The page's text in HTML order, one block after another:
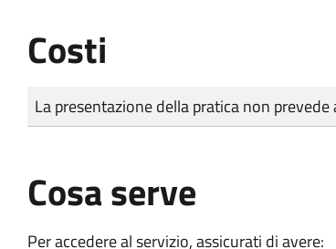
Costi
Tipo di pagamento
Importo
La presentazione della pratica non
Cosa serve
Per accedere al servizio, assicurati di avere: